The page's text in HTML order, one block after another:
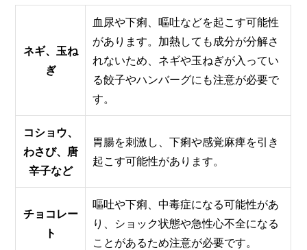
ネギ、玉ね
ぎ
血尿や下痢、嘔吐などを起こす可能性
があります。加熱しても成分が分解さ
れないため、ネギや玉ねぎが入ってい
る餃子やハンバーグにも注意が必要で
す。
コショウ、
わさび、唐
辛子など
胃腸を刺激し、下痢や感覚麻痺を引き
起こす可能性があります。
チョコレー
ト
嘔吐や下痢、中毒症になる可能性があ
り、ショック状態や急性心不全になる
ことがあるため注意が必要です。